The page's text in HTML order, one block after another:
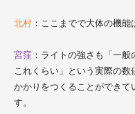
北村 ：ここまでで大体の機能
宮窪 ：ライトの強さも「一
これくらい」という実際の
かかりをつくることができ
す。